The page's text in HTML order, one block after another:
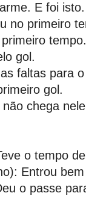
E foi isto.
no primeiro
gol.
faltas para
gol.
não chega
o tempo
Entrou
o passe